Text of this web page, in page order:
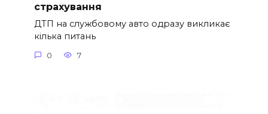
страхування
ДТП на службовому авто одразу викликає
кілька питань
0 7